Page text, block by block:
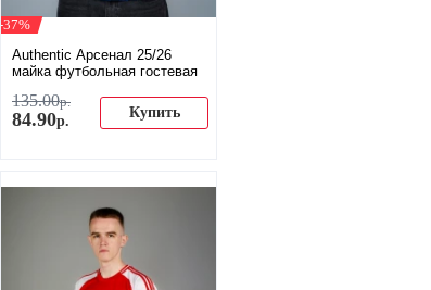
-37%
Authentic Арсенал 25/26
майка футбольная гостевая
135.00р.
84.90р. Купить